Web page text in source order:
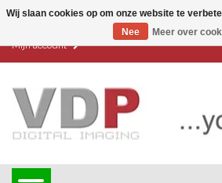
Mijn account
Wij slaan cookies op om onze website te
Nee
Meer over